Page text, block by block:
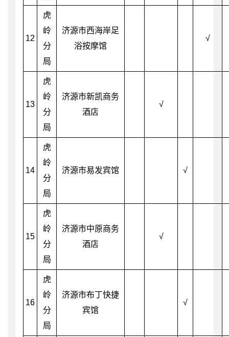
12
虎
岭
分
局
济源市西海岸足
浴按摩馆
√
13
虎
岭
分
局
济源市新凯商务
酒店
√
14
虎
岭
分
局
济源市易发宾馆 √
15
虎
岭
分
局
济源市中原商务
酒店
√
16
虎
岭
分
局
济源市布丁快捷
宾馆
√